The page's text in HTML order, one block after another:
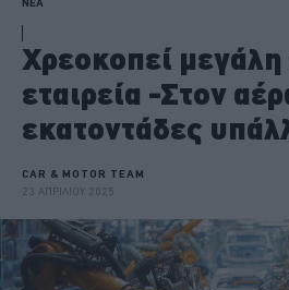
ΝΕΑ
Χρεοκοπεί μεγάλη
εταιρεία -Στον
εκατοντάδες
CAR & MOTOR TEAM
23 ΑΠΡΙΛΙΟΥ 2025